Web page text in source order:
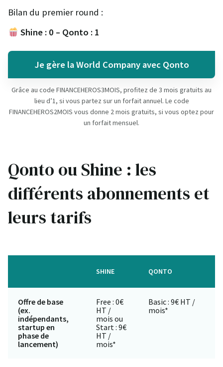
Bilan du premier round :
Shine : 0 – Qonto : 1
Je gère la World Company avec Qonto
Grâce au code FINANCEHEROS3MOIS, profitez de 3 mois gratuits au
lieu d’1, si vous partez sur un forfait annuel. Le code
FINANCEHEROS2MOIS vous donne 2 mois gratuits, si vous optez pour
un forfait mensuel.
Qonto ou Shine : les
différents abonnements et
leurs tarifs
SHINE QONTO
Offre de base
(ex.
indépendants,
startup en
phase de
lancement)
Free : 0€
HT /
mois ou
Start : 9€
HT /
mois*
Basic : 9€ HT /
mois*